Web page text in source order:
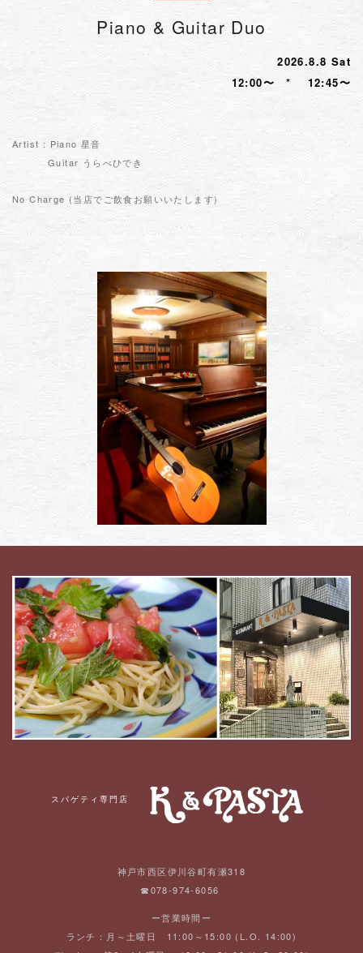
Piano & Guitar Duo
2026.8.8 Sat
12:00〜 * 12:45〜
Artist : Piano 星音
Guitar うらべひでき
No Charge (当店でご飲食お願いいたします)
スパゲティ専門店
神戸市西区伊川谷町有瀬318
☎078-974-6056
ー営業時間ー
ランチ：月～土曜日 11:00～15:00 (L.O. 14:00)